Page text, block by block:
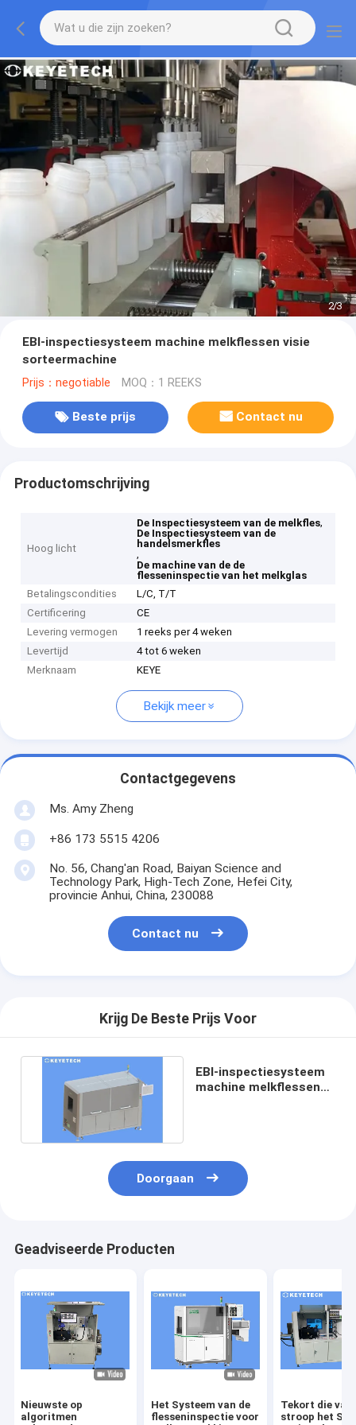
2/3
EBI-inspectiesysteem machine melkflessen visie
sorteermachine
Prijs：negotiable MOQ：1 REEKS
Beste prijs Contact nu
Productomschrijving
Hoog licht
De Inspectiesysteem van de melkfles,
De Inspectiesysteem van de
handelsmerkfles
,
De machine van de de
flesseninspectie van het melkglas
Betalingscondities
L/C, T/T
Certificering
CE
Levering vermogen
1 reeks per 4 weken
Levertijd
4 tot 6 weken
Merknaam
KEYE
Bekijk meer
Contactgegevens
Ms. Amy Zheng
+86 173 5515 4206
No. 56, Chang'an Road, Baiyan Science and
Technology Park, High-Tech Zone, Hefei City,
provincie Anhui, China, 230088
Contact nu
Krijg De Beste Prijs Voor
EBI-inspectiesysteem
machine melkflessen
Doorgaan
Geadviseerde Producten
Nieuwste op
algoritmen
Het Systeem van de
flesseninspectie voor
Tekort die van
stroop het